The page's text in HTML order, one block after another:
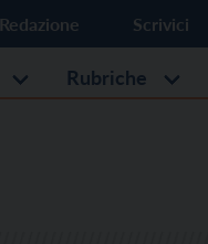
Redazione Scrivici
Rubriche